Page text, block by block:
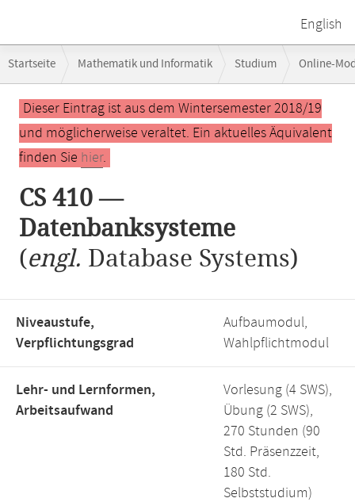
English
Navigation
Startseite Mathematik und Informatik Studium Online-
Hauptinhalt
Dieser Eintrag ist aus dem Wintersemester 2018/19
und möglicherweise veraltet. Ein aktuelles Äquivalent
finden Sie hier.
CS 410 —
Datenbanksysteme
(engl. Database Systems)
Niveaustufe,
Verpflichtungsgrad
Aufbaumodul,
Wahlpflichtmodul
Lehr- und Lernformen,
Arbeitsaufwand
Vorlesung (4 SWS),
Übung (2 SWS),
270 Stunden (90
Std. Präsenzzeit,
180 Std.
Selbststudium)